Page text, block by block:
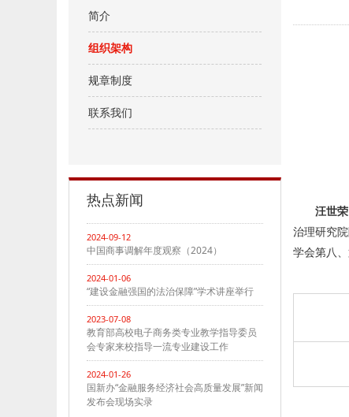
简介
组织架构
规章制度
联系我们
热点新闻
2024-09-12
中国商事调解年度观察（2024）
2024-01-06
“建设金融强国的法治保障”学术讲座举行
2023-07-08
教育部高校电子商务类专业教学指导委员
会专家来校指导一流专业建设工作
2024-01-26
国新办“金融服务经济社会高质量发展”新闻
发布会现场实录
汪世
治理研究
学会第八